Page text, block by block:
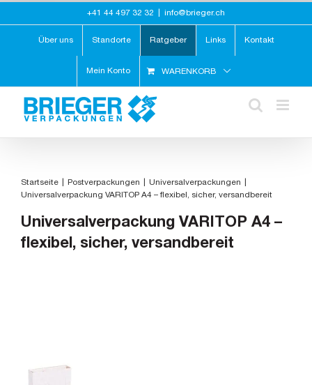
springen
+41 44 497 32 32 info@brieger.ch
Über uns Standorte Ratgeber Links Kontakt
Mein Konto WARENKORB
Startseite Postverpackungen
Universalverpackungen
Universalverpackung VARITOP A4 – flexibel, sicher, versandbereit
Universalverpackung VARITOP A4 –
flexibel, sicher, versandbereit